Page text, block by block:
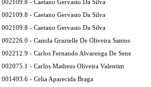
002109.8 - Caetano Gervasio Da Silva
002109.8 - Caetano Gervasio Da Silva
002109.8 - Caetano Gervasio Da Silva
002226.0 - Camila Grazielle De Oliveira Santos
002212.9 - Carlos Fernando Alvarenga De Sene
002075.1 - Carlos Matheus Oliveira Valentim
001493.6 - Celia Aparecida Braga